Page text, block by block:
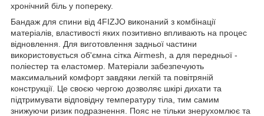
хронічний біль у попереку.
Бандаж для спини від 4FIZJO виконаний з комбінації
матеріалів, властивості яких позитивно впливають на процес
відновлення. Для виготовлення задньої частини
використовується об'ємна сітка Airmesh, а для передньої -
поліестер та еластомер. Матеріали забезпечують
максимальний комфорт завдяки легкій та повітряній
конструкції. Це своєю чергою дозволяє шкірі дихати та
підтримувати відповідну температуру тіла, тим самим
знижуючи ризик подразнення. Пояс не тільки знерухомлює та